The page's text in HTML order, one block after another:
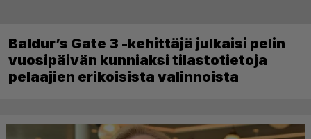
Baldur’s Gate 3 -kehittäjä julkaisi pelin
vuosipäivän kunniaksi tilastotietoja
pelaajien erikoisista valinnoista